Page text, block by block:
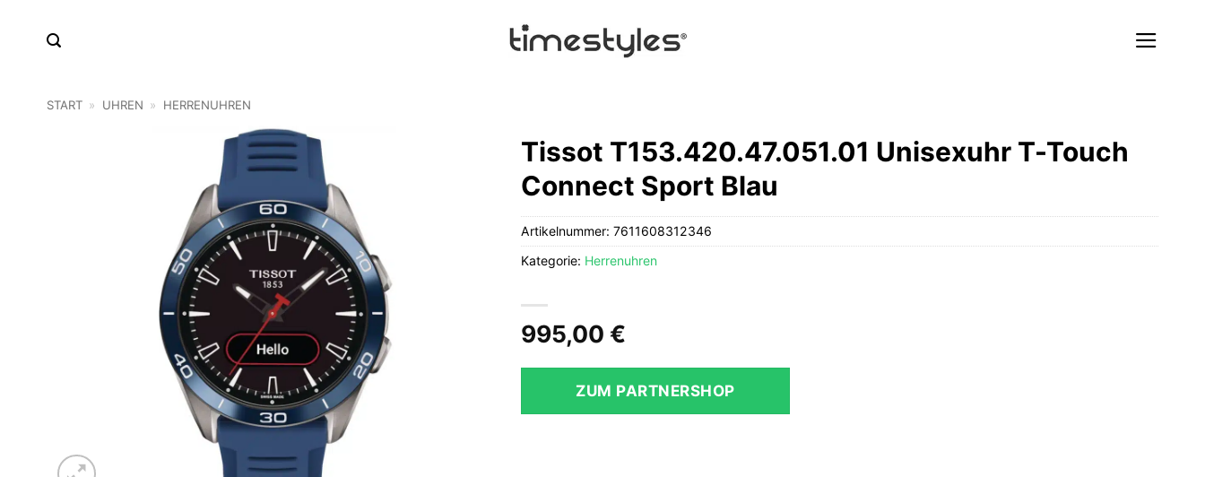
START » UHREN » HERRENUHREN
Tissot T153.420.47.051.01 Unisexuhr T-Touch
Connect Sport Blau
995,00 €
ZUM PARTNERSHOP
Artikelnummer:7611608312346
Kategorie: Herrenuhren